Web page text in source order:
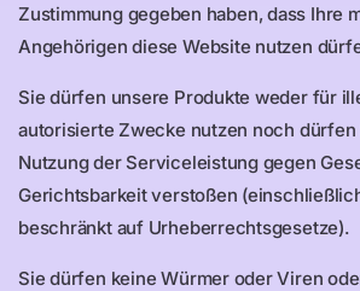
Zustimmung gegeben haben, dass Ihre
Angehörigen diese Website nutzen
Sie dürfen unsere Produkte weder für
autorisierte Zwecke nutzen noch
Nutzung der Serviceleistung gegen
Gerichtsbarkeit verstoßen
beschränkt auf Urheberrechtsgesetze).
Sie dürfen keine Würmer oder Viren